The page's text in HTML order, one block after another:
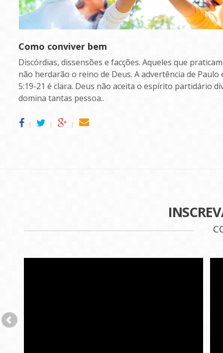
Como conviver bem
Discórdias, dissensões e facções. Aqueles que
não herdarão o reino de Deus. A advertência de Paulo
5:19-21 é clara. Deus não aceita o espírito partidário
domina tantas pessoa..
l l l